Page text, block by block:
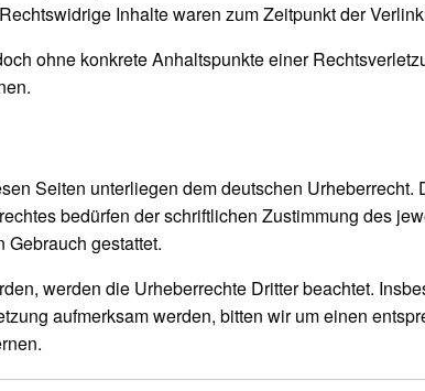
Inhalte waren zum Zeitpunkt der
ohne konkrete Anhaltspunkte einer
Seiten unterliegen dem deutschen
bedürfen der schriftlichen Zustimmung des
gestattet.
werden die Urheberrechte Dritter beachtet.
aufmerksam werden, bitten wir um einen